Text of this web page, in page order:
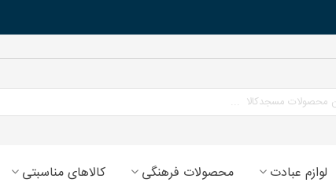
لوازم عبادت محصولات فرهنگی کالاهای مناسبتی